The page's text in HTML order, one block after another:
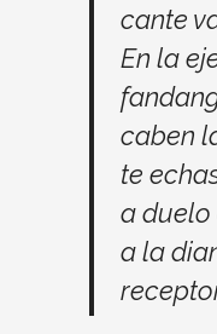
cante
En la
caben
te
a duelo
a la